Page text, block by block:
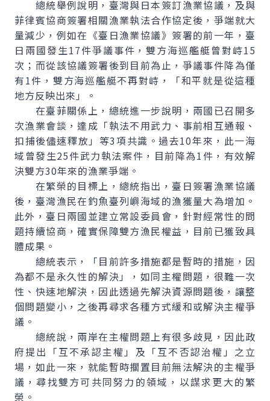
總統舉例說明，臺灣與日本簽訂漁業協議，及與
菲律賓協商簽署相關漁業執法合作協定後，爭端就大
量減少，例如在《臺日漁業協議》簽署的前一年，臺
日兩國發生17件爭議事件，雙方海巡艦艇曾對峙15
次；而從該協議簽署後到目前為止，爭議事件降為僅
有1件，雙方海巡艦艇不再對峙，「和平就是從這種
地方反映出來」。
在臺菲關係上，總統進一步說明，兩國已召開多
次漁業會談，達成「執法不用武力、事前相互通報、
扣捕後儘速釋放」等3項共識。過去10年來，此一海
域曾發生25件武力執法案件，目前降為1件，有效解
決雙方30年來的漁業爭端。
在繁榮的目標上，總統指出，臺日簽署漁業協議
後，臺灣漁民在釣魚臺列嶼海域的漁獲量大為增加。
此外，臺日兩國並建立常設委員會，針對經常性的問
題持續協商，確實保障雙方漁民權益，目前已獲致具
體成果。
總統表示，「目前許多措施都是暫時的措施，因
為都不是永久性的解決」，如同主權問題，很難一次
性、快速地解決，因此透過先解決資源問題後，讓整
個問題變小，之後再尋求各種方式緩和或解決主權爭
議。
總統說，兩岸在主權問題上有很多歧見，因此政
府提出「互不承認主權」及「互不否認治權」之立
場，如此一來，就能暫時擱置目前無法解決的主權爭
議，尋找雙方可共同努力的領域，以謀求更大的繁
榮。